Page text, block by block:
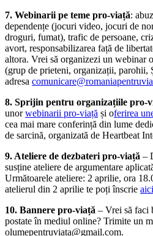
7. Webinarii pe teme pro-viață:
dependențe (jocuri video, jocuri de
droguri, fumat), trafic de persoane,
avort, responsabilizarea față de
altora. Vrei să organizezi un webinar
(grup de prieteni, organizații, parohii,
adresa
8. Sprijin pentru organizațiile pro-
unorwebinarii pro-viață și oferirea
cea mai mare conferință din lume
de sarcină, organizată de Heartbeat
9. Ateliere de dezbateri pro-viață –
susține ateliere de argumentare
Următoarele ateliere: 2 aprilie, ora
atelierul din 2 aprilie te poți înscrie aici
10. Bannere pro-viață – Vrei să faci
postate în mediul online? Trimite un
olumepentruviata@gmail.com.